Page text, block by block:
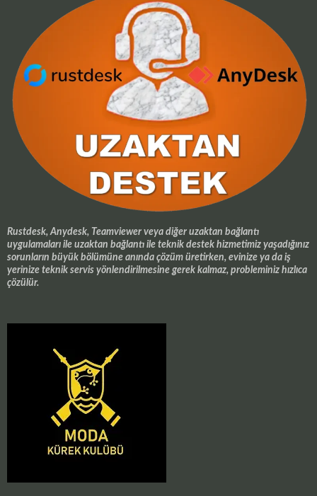
Rustdesk, Anydesk, Teamviewer veya diğer uzaktan bağlantı
uygulamaları ile uzaktan bağlantı ile teknik destek hizmetimiz yaşadığınız
sorunların büyük bölümüne anında çözüm üretirken, evinize ya da iş
yerinize teknik servis yönlendirilmesine gerek kalmaz, probleminiz hızlıca
çözülür.